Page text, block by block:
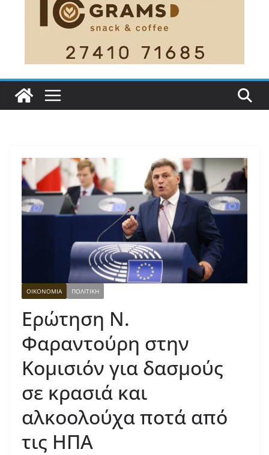
ΟΙΚΟΝΟΜΙΑ ΠΟΛΙΤΙΚΗ
Ερώτηση Ν.
Φαραντούρη στην
Κομισιόν για δασμούς
σε κρασιά και
αλκοολούχα ποτά από
τις ΗΠΑ